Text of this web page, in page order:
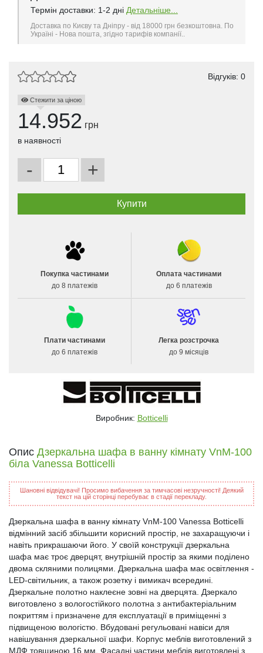
Термін доставки: 1-2 дні Детальніше...
Доставка по Києву та Дніпру - від 18000 грн безкоштовна. По
Україні - Нова пошта, згідно тарифів компанії..
Відгуків: 0
Стежити за ціною
14.952 грн
в наявності
- +
Покупка частинами
до 8 платежів
Оплата частинами
до 6 платежів
Плати частинами
до 6 платежів
Легка розстрочка
до 9 місяців
Виробник: Botticelli
Опис Дзеркальна шафа в ванну кімнату VnM-100
біла Vanessa Botticelli
Шановні відвідувачі! Просимо вибачення за тимчасові незручності! Деякий
текст на цій сторінці перебуває в стадії перекладу.
Дзеркальна шафа в ванну кімнату VnM-100 Vanessa Botticelli
відмінний засіб збільшити корисний простір, не захаращуючи і
навіть прикрашаючи його. У своїй конструкції дзеркальна
шафа має троє дверцят, внутрішній простір за якими поділено
двома скляними полицями. Дзеркальна шафа має освітлення -
LED-світильник, а також розетку і вимикач всередині.
Дзеркальне полотно наклеєне зовні на дверцята. Дзеркало
виготовлено з вологостійкого полотна з антибактеріальним
покриттям і призначене для експлуатації в приміщенні з
підвищеною вологістю. Вбудовані регульовані навіси для
навішування дзеркальної шафи. Корпус меблів виготовлений з
МДФ товщиною 16 мм. Фасадні частини меблів виготовлені з